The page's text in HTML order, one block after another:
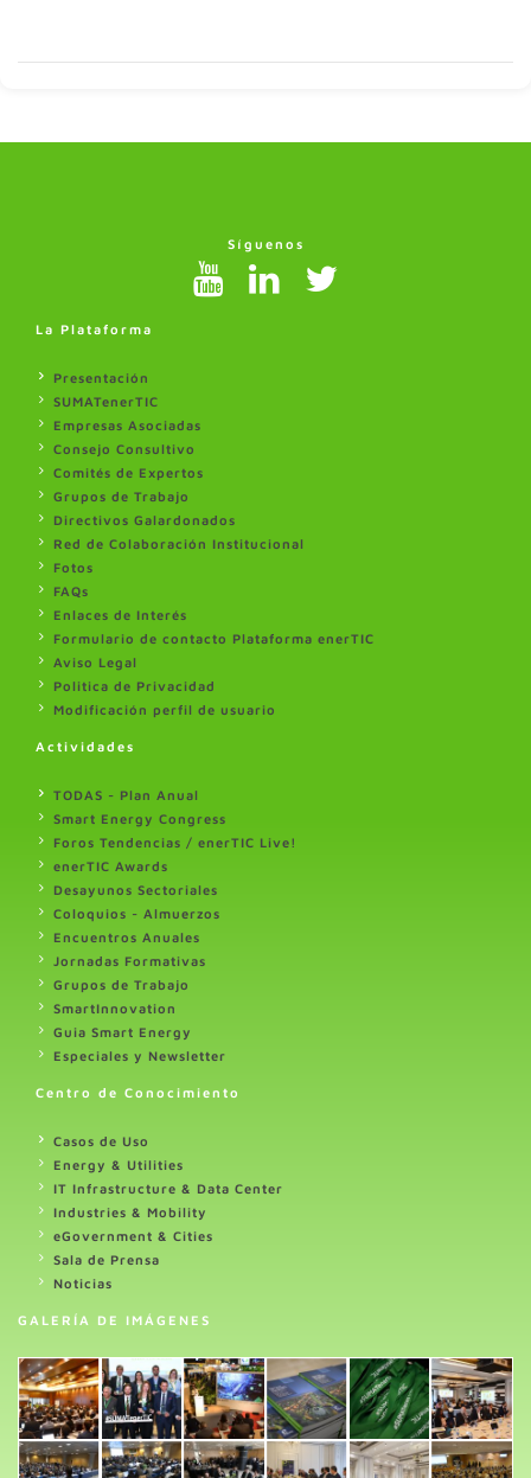
Síguenos
La Plataforma
Presentación
SUMATenerTIC
Empresas Asociadas
Consejo Consultivo
Comités de Expertos
Grupos de Trabajo
Directivos Galardonados
Red de Colaboración Institucional
Fotos
FAQs
Enlaces de Interés
Formulario de contacto Plataforma enerTIC
Aviso Legal
Politica de Privacidad
Modificación perfil de usuario
Actividades
TODAS - Plan Anual
Smart Energy Congress
Foros Tendencias / enerTIC Live!
enerTIC Awards
Desayunos Sectoriales
Coloquios - Almuerzos
Encuentros Anuales
Jornadas Formativas
Grupos de Trabajo
SmartInnovation
Guia Smart Energy
Especiales y Newsletter
Centro de Conocimiento
Casos de Uso
Energy & Utilities
IT Infrastructure & Data Center
Industries & Mobility
eGovernment & Cities
Sala de Prensa
Noticias
GALERÍA DE IMÁGENES